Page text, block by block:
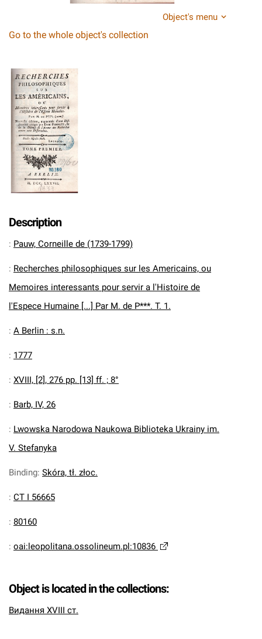
Object's menu
Go to the whole object's collection
Description
: Pauw, Corneille de (1739-1799)
: Recherches philosophiques sur les Americains, ou
Memoires interessants pour servir a l'Histoire de
l'Espece Humaine [...] Par M. de P***. T. 1.
: A Berlin : s.n.
: 1777
: XVIII, [2], 276 pp. [13] ff. ; 8°
: Barb, IV, 26
: Lwowska Narodowa Naukowa Biblioteka Ukrainy im.
V. Stefanyka
Binding: Skóra, tł. złoc.
: CT I 56665
: 80160
: oai:leopolitana.ossolineum.pl:10836
Object is located in the collections:
Видання XVIII ст.